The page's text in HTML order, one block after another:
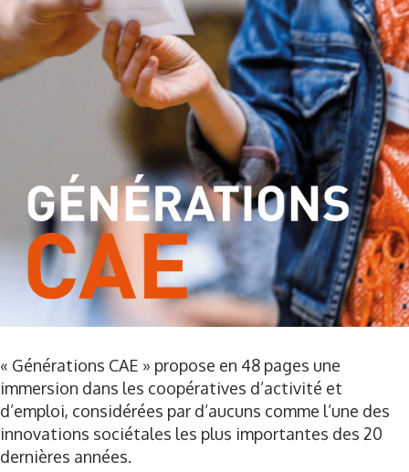
« Générations CAE » propose en 48 pages une
immersion dans les coopératives d’activité et
d’emploi, considérées par d’aucuns comme l’une des
innovations sociétales les plus importantes des 20
dernières années.